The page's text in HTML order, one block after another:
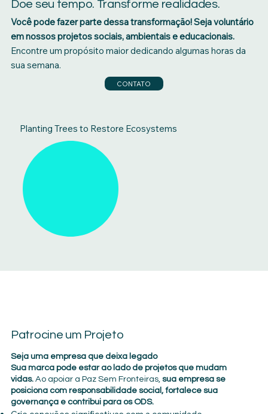
Doe seu tempo. Transforme realidades.
Você pode fazer parte dessa transformação!Seja voluntário
em nossos projetos sociais, ambientais e educacionais.
Encontre um propósito maior dedicando algumas horas da
sua semana.
CONTATO
Planting Trees to Restore Ecosystems
Patrocine um Projeto
Seja uma empresa que deixa legado
Sua marca pode estar ao lado de projetos que mudam
vidas.Ao apoiar a Paz Sem Fronteiras, sua empresa se
posiciona com responsabilidade social, fortalece sua
governança e contribui para os ODS.